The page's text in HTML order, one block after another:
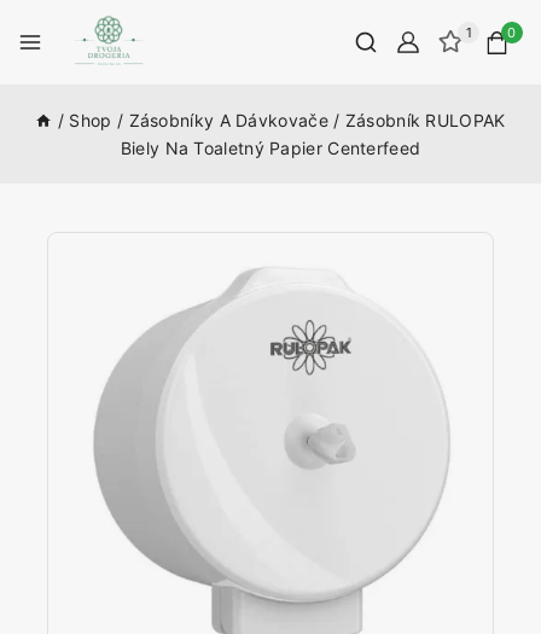
1 0
/ Shop / Zásobníky A Dávkovače / Zásobník RULOPAK
Biely Na Toaletný Papier Centerfeed